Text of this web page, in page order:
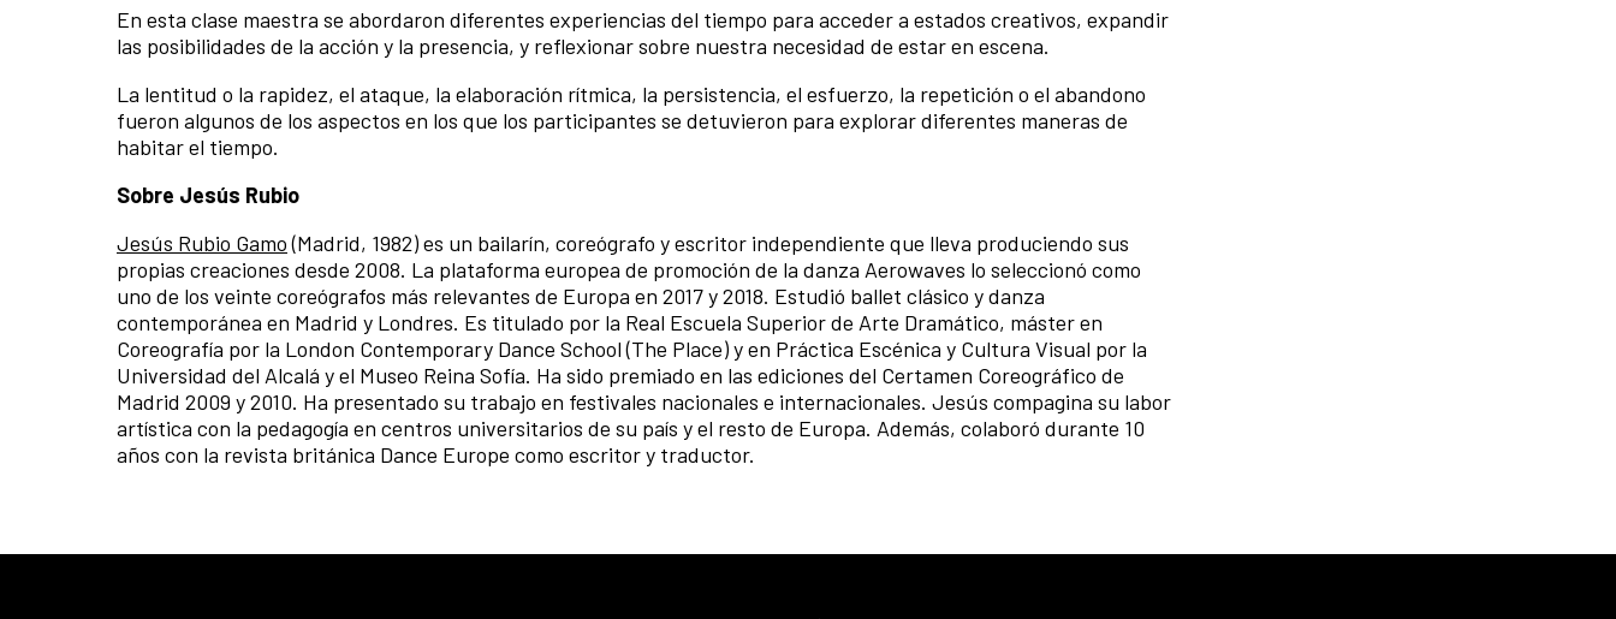
En esta clase maestra se abordaron diferentes experiencias del tiempo para acceder a estados creativos, expandir
las posibilidades de la acción y la presencia, y reflexionar sobre nuestra necesidad de estar en escena.
La lentitud o la rapidez, el ataque, la elaboración rítmica, la persistencia, el esfuerzo, la repetición o el abandono
fueron algunos de los aspectos en los que los participantes se detuvieron para explorar diferentes maneras de
habitar el tiempo.
Sobre Jesús Rubio
Jesús Rubio Gamo(Madrid, 1982) es un bailarín, coreógrafo y escritor independiente que lleva produciendo sus
propias creaciones desde 2008. La plataforma europea de promoción de la danza Aerowaves lo seleccionó como
uno de los veinte coreógrafos más relevantes de Europa en 2017 y 2018. Estudió ballet clásico y danza
contemporánea en Madrid y Londres. Es titulado por la Real Escuela Superior de Arte Dramático, máster en
Coreografía por la London Contemporary Dance School (The Place) y en Práctica Escénica y Cultura Visual por la
Universidad del Alcalá y el Museo Reina Sofía. Ha sido premiado en las ediciones del Certamen Coreográfico de
Madrid 2009 y 2010. Ha presentado su trabajo en festivales nacionales e internacionales. Jesús compagina su labor
artística con la pedagogía en centros universitarios de su país y el resto de Europa. Además, colaboró durante 10
años con la revista británica Dance Europe como escritor y traductor.